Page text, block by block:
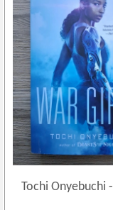
Tochi Onyebuchi-